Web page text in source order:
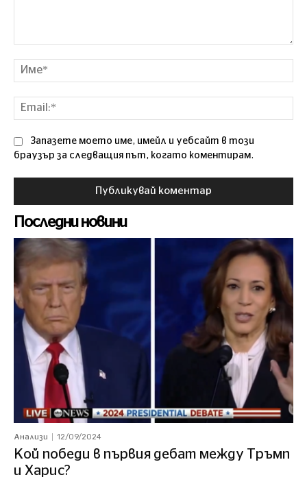
Запазете моето име, имейл и уебсайт в този
браузър за следващия път, когато коментирам.
Последни новини
Анализи 12/09/2024
Кой победи в първия дебат между Тръмп
и Харис?